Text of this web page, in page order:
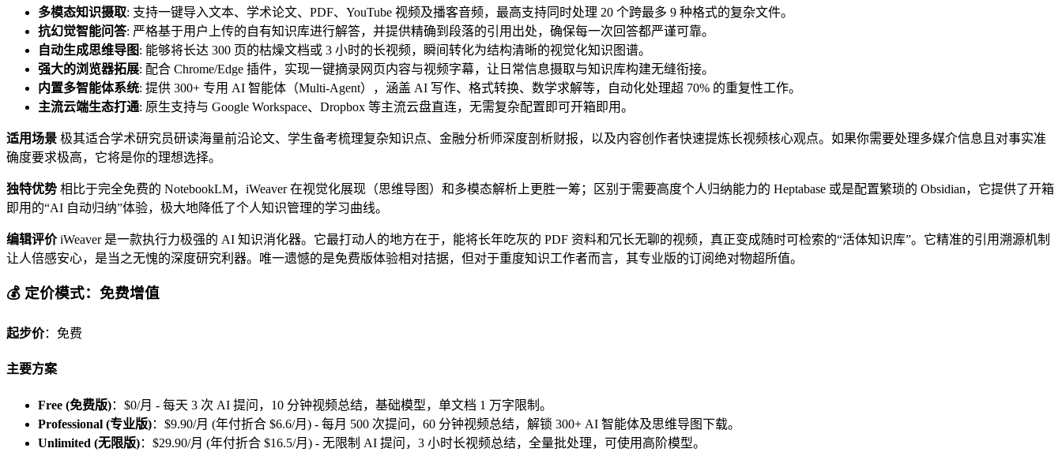
多模态知识摄取: 支持一键导入文本、学术论文、PDF、YouTube 视频及播客音频，最高支持同时处理 20 个跨最多 9 种格式的复杂文件。
抗幻觉智能问答: 严格基于用户上传的自有知识库进行解答，并提供精确到段落的引用出处，确保每一次回答都严谨可靠。
自动生成思维导图: 能够将长达 300 页的枯燥文档或 3 小时的长视频，瞬间转化为结构清晰的视觉化知识图谱。
强大的浏览器拓展: 配合 Chrome/Edge 插件，实现一键摘录网页内容与视频字幕，让日常信息摄取与知识库构建无缝衔接。
内置多智能体系统: 提供 300+ 专用 AI 智能体（Multi-Agent），涵盖 AI 写作、格式转换、数学求解等，自动化处理超 70% 的重复性工作。
主流云端生态打通: 原生支持与 Google Workspace、Dropbox 等主流云盘直连，无需复杂配置即可开箱即用。
适用场景 极其适合学术研究员研读海量前沿论文、学生备考梳理复杂知识点、金融分析师深度剖析财报，以及内容创作者快速提炼长视频核心观点。如果你需要处理多媒介信息且对事实准
确度要求极高，它将是你的理想选择。
独特优势 相比于完全免费的 NotebookLM，iWeaver 在视觉化展现（思维导图）和多模态解析上更胜一筹；区别于需要高度个人归纳能力的 Heptabase 或是配置繁琐的 Obsidian，它提供了开箱
即用的“AI 自动归纳”体验，极大地降低了个人知识管理的学习曲线。
编辑评价iWeaver 是一款执行力极强的 AI 知识消化器。它最打动人的地方在于，能将长年吃灰的 PDF 资料和冗长无聊的视频，真正变成随时可检索的“活体知识库”。它精准的引用溯源机制
让人倍感安心，是当之无愧的深度研究利器。唯一遗憾的是免费版体验相对拮据，但对于重度知识工作者而言，其专业版的订阅绝对物超所值。
💰 定价模式：免费增值
起步价：免费
主要方案
Free (免费版)：$0/月 - 每天 3 次 AI 提问，10 分钟视频总结，基础模型，单文档 1 万字限制。
Professional (专业版)：$9.90/月 (年付折合 $6.6/月) - 每月 500 次提问，60 分钟视频总结，解锁 300+ AI 智能体及思维导图下载。
Unlimited (无限版)：$29.90/月 (年付折合 $16.5/月) - 无限制 AI 提问，3 小时长视频总结，全量批处理，可使用高阶模型。